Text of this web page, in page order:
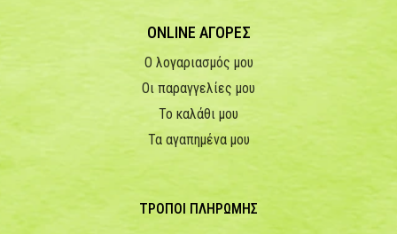
ONLINE ΑΓΟΡΕΣ
Ο λογαριασμός μου
Οι παραγγελίες μου
Το καλάθι μου
Τα αγαπημένα μου
ΤΡΟΠΟΙ ΠΛΗΡΩΜΗΣ